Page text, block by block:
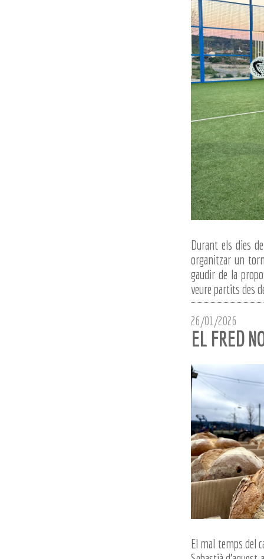
Durant els dies
organitzar un
gaudir de la
veure partits des
26/01/2026
EL FRED
El mal temps del